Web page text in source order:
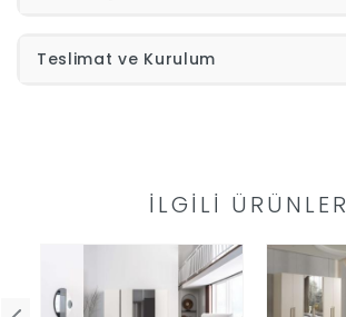
Teslimat ve Kurulum
İLGILI ÜRÜNLER